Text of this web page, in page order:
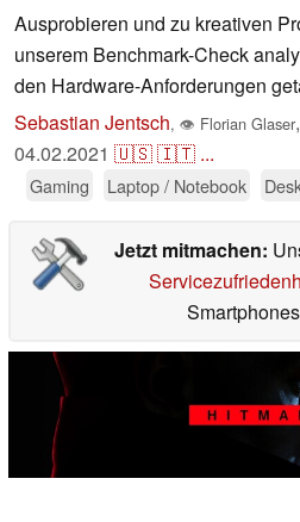
Ausprobieren und zu kreativen
unserem Benchmark-Check
den Hardware-Anforderungen
Sebastian Jentsch, 👁 Florian Glaser,
04.02.2021 🇺🇸🇮🇹 ...
Gaming Laptop / Notebook
Jetzt mitmachen: